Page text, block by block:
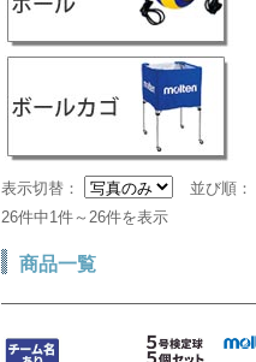
表示切替： 並び順：
26件中1件～26件を表示
商品一覧